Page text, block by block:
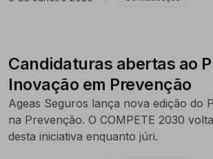
Candidaturas abertas ao
Inovação em Prevenção
Ageas Seguros lança nova edição do
na Prevenção. O COMPETE 2030
desta iniciativa enquanto júri.